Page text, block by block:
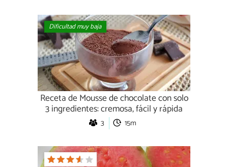
Dificultad muy baja
Receta de Mousse de chocolate con solo
3 ingredientes: cremosa, fácil y rápida
3 15m